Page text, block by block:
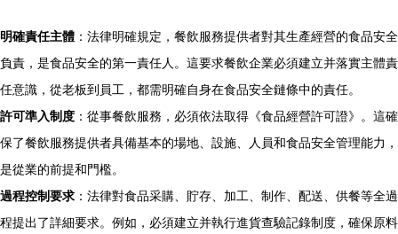
明確責任主體 ：法律明確規定，餐飲服務提供者對其生產經營的食品安全
負責，是食品安全的第一責任人。這要求餐飲企業必須建立并落實主體責
任意識，從老板到員工，都需明確自身在食品安全鏈條中的責任。
許可準入制度 ：從事餐飲服務，必須依法取得《食品經營許可證》。這確
保了餐飲服務提供者具備基本的場地、設施、人員和食品安全管理能力，
是從業的前提和門檻。
過程控制要求 ：法律對食品采購、貯存、加工、制作、配送、供餐等全過
程提出了詳細要求。例如，必須建立并執行進貨查驗記錄制度，確保原料